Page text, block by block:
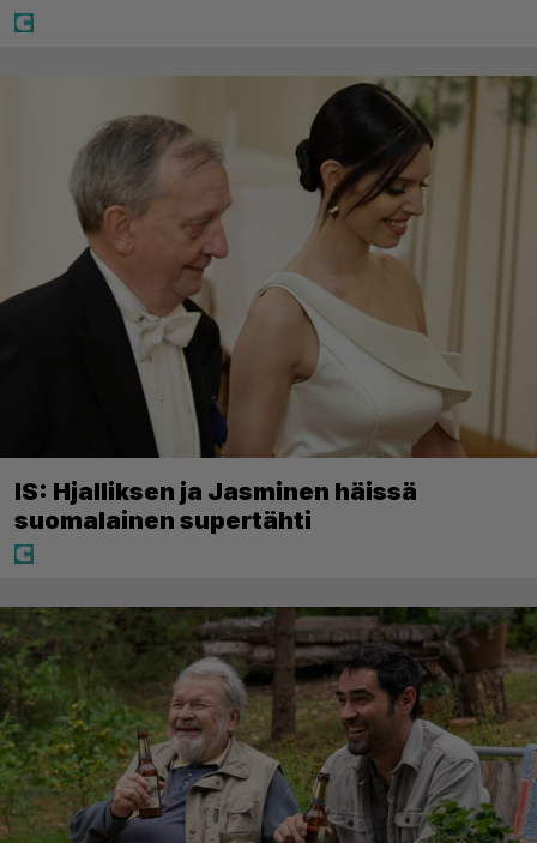
IS: Hjalliksen ja Jasminen häissä
suomalainen supertähti